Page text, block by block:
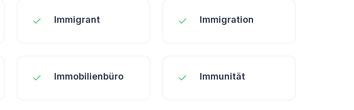
Immigrant Immigration
Immobilienbüro Immunität